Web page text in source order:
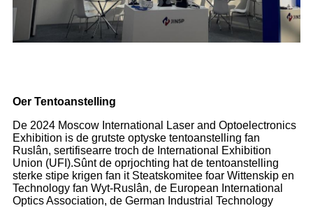
Oer Tentoanstelling
De 2024 Moscow International Laser and Optoelectronics
Exhibition is de grutste optyske tentoanstelling fan
Ruslân, sertifisearre troch de International Exhibition
Union (UFI).Sûnt de oprjochting hat de tentoanstelling
sterke stipe krigen fan it Steatskomitee foar Wittenskip en
Technology fan Wyt-Ruslân, de European International
Optics Association, de German Industrial Technology